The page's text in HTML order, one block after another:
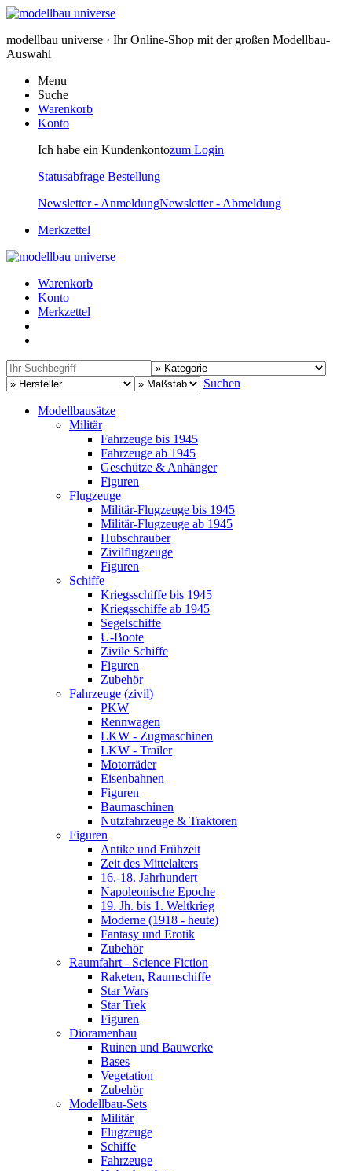
modellbau universe · Ihr Online-Shop mit der großen Modellbau-
Auswahl
Menu
Suche
Warenkorb
Konto
Ich habe ein Kundenkontozum Login
Statusabfrage Bestellung
Newsletter - AnmeldungNewsletter - Abmeldung
Merkzettel
Warenkorb
Konto
Merkzettel
Suchen
Modellbausätze
Militär
Fahrzeuge bis 1945
Fahrzeuge ab 1945
Geschütze & Anhänger
Figuren
Flugzeuge
Militär-Flugzeuge bis 1945
Militär-Flugzeuge ab 1945
Hubschrauber
Zivilflugzeuge
Figuren
Schiffe
Kriegsschiffe bis 1945
Kriegsschiffe ab 1945
Segelschiffe
U-Boote
Zivile Schiffe
Figuren
Zubehör
Fahrzeuge (zivil)
PKW
Rennwagen
LKW - Zugmaschinen
LKW - Trailer
Motorräder
Eisenbahnen
Figuren
Baumaschinen
Nutzfahrzeuge & Traktoren
Figuren
Antike und Frühzeit
Zeit des Mittelalters
16.-18. Jahrhundert
Napoleonische Epoche
19. Jh. bis 1. Weltkrieg
Moderne (1918 - heute)
Fantasy und Erotik
Zubehör
Raumfahrt - Science Fiction
Raketen, Raumschiffe
Star Wars
Star Trek
Figuren
Dioramenbau
Ruinen und Bauwerke
Bases
Vegetation
Zubehör
Modellbau-Sets
Militär
Flugzeuge
Schiffe
Fahrzeuge